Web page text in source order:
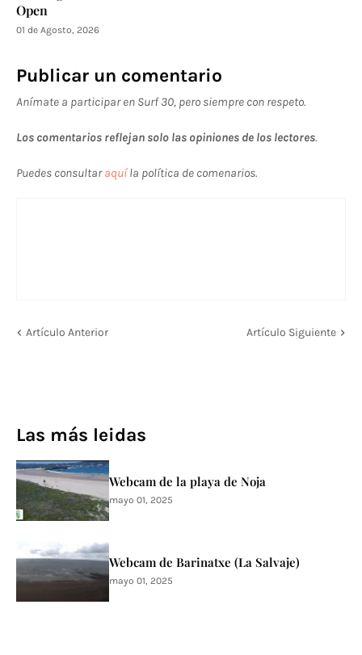
Open
01 de Agosto, 2026
Publicar un comentario
Anímate a participar en Surf 30, pero siempre con respeto.
Los comentarios reflejan solo las opiniones de los lectores.
Puedes consultaraquíla política de comenarios.
Artículo Anterior Artículo Siguiente
Las más leidas
Webcam de la playa de Noja
mayo 01, 2025
Webcam de Barinatxe (La Salvaje)
mayo 01, 2025